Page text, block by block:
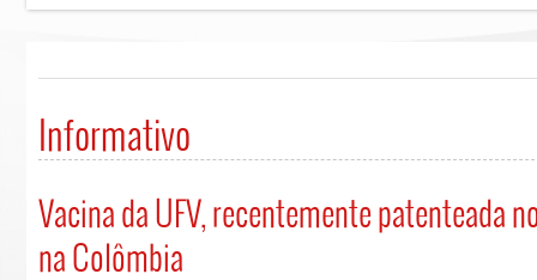
Informativo
Vacina da UFV, recentemente patenteada
na Colômbia